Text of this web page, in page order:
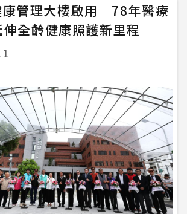
康管理大樓啟用 78年醫療
全齡健康照護新里程